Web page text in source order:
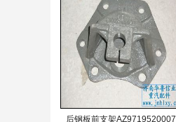
后钢板前支架AZ9719520007